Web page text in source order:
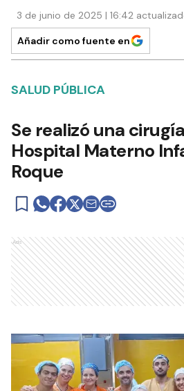
3 de junio de 2025 | 16:42
Añadir como fuente en
SALUD PÚBLICA
Se realizó una
Hospital Materno
Roque
Ads